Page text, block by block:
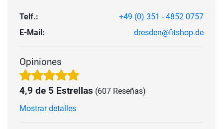
Telf.:
+49 (0) 351 - 4852 0757
E-Mail:
dresden@fitshop.de
Opiniones
4,9 de 5 Estrellas (607 Reseñas)
Mostrar detalles